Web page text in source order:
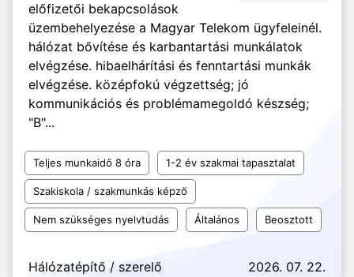
előfizetői bekapcsolások
üzembehelyezése a Magyar Telekom ügyfeleinél.
hálózat bővítése és karbantartási munkálatok
elvégzése. hibaelhárítási és fenntartási munkák
elvégzése. középfokú végzettség; jó
kommunikációs és problémamegoldó készség;
"B"...
Teljes munkaidő 8 óra 1-2 év szakmai tapasztalat
Szakiskola / szakmunkás képző
Nem szükséges nyelvtudás Általános Beosztott
Hálózatépítő / szerelő 2026. 07. 22.